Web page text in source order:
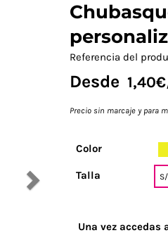
Referencia del
Desde 1,40€
Precio sin marcaje y para
Color
Talla
Una vez